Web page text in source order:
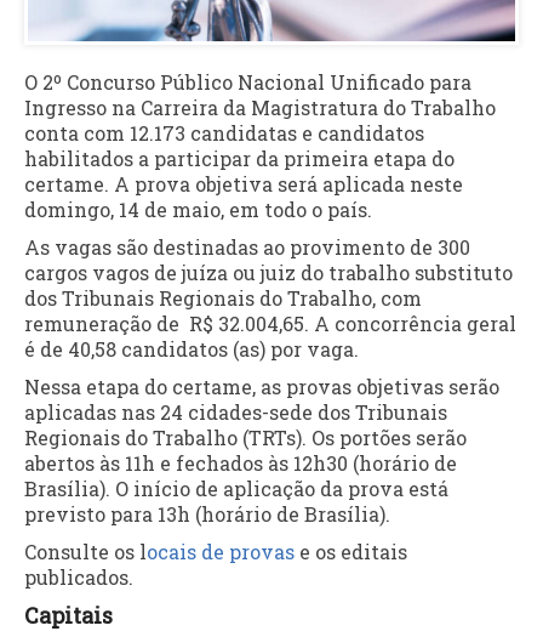
O 2º Concurso Público Nacional Unificado para
Ingresso na Carreira da Magistratura do Trabalho
conta com 12.173 candidatas e candidatos
habilitados a participar da primeira etapa do
certame. A prova objetiva será aplicada neste
domingo, 14 de maio, em todo o país.
As vagas são destinadas ao provimento de 300
cargos vagos de juíza ou juiz do trabalho substituto
dos Tribunais Regionais do Trabalho, com
remuneração de R$ 32.004,65. A concorrência geral
é de 40,58 candidatos (as) por vaga.
Nessa etapa do certame, as provas objetivas serão
aplicadas nas 24 cidades-sede dos Tribunais
Regionais do Trabalho (TRTs). Os portões serão
abertos às 11h e fechados às 12h30 (horário de
Brasília). O início de aplicação da prova está
previsto para 13h (horário de Brasília).
Consulte os locais de provas e os editais
publicados.
Capitais